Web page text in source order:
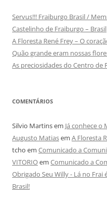
Servus!!! Fraiburgo Brasil /
Castelinho de Fraiburgo – Brasil
A Floresta René Frey – O
Quão grande eram nossas
As preciosidades do Centro de
COMENTÁRIOS
Silvio Martinsem Já conhece o
Augusto Matiasem A Floresta
tcho em Comunicado a
VITORIOem Comunicado a
Obrigado Seu Willy - Lá no Frai
Brasil!